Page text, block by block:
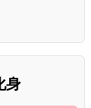
身